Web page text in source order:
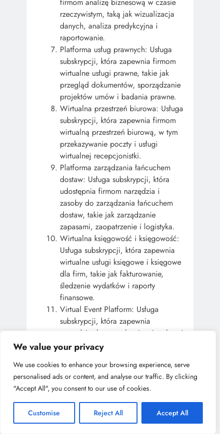
We value your privacy
We use cookies to enhance your browsing experience, serve
personalised ads or content, and analyse our traffic. By clicking
"Accept All", you consent to our use of cookies.
Customise Reject All Accept All
rzeczywistym, taką jak wizualizacja
danych, analiza predykcyjna i
raportowanie.
Platforma usług prawnych: Usługa
subskrypcji, która zapewnia firmom
wirtualne usługi prawne, takie jak
przegląd dokumentów, sporządzanie
projektów umów i badania prawne.
Wirtualna przestrzeń biurowa: Usługa
subskrypcji, która zapewnia firmom
wirtualną przestrzeń biurową, w tym
przekazywanie poczty i usługi
wirtualnej recepcjonistki.
Platforma zarządzania łańcuchem
dostaw: Usługa subskrypcji, która
udostępnia firmom narzędzia i
zasoby do zarządzania łańcuchem
dostaw, takie jak zarządzanie
zapasami, zaopatrzenie i logistyka.
Wirtualna księgowość i księgowość:
Usługa subskrypcji, która zapewnia
wirtualne usługi księgowe i księgowe
dla firm, takie jak fakturowanie,
śledzenie wydatków i raporty
finansowe.
Virtual Event Platform: Usługa
subskrypcji, która zapewnia
narzędzia do zarządzania wirtualnymi
wydarzeniami, zasoby i wsparcie dla
rejestracja wydarzeń i analizy.
Workforce Management Platform:
Usługa subskrypcji, która zapewnia
firmom narzędzia i zasoby do
zarządzania pracownikami, takie jak
śledzenie czasu, planowanie i